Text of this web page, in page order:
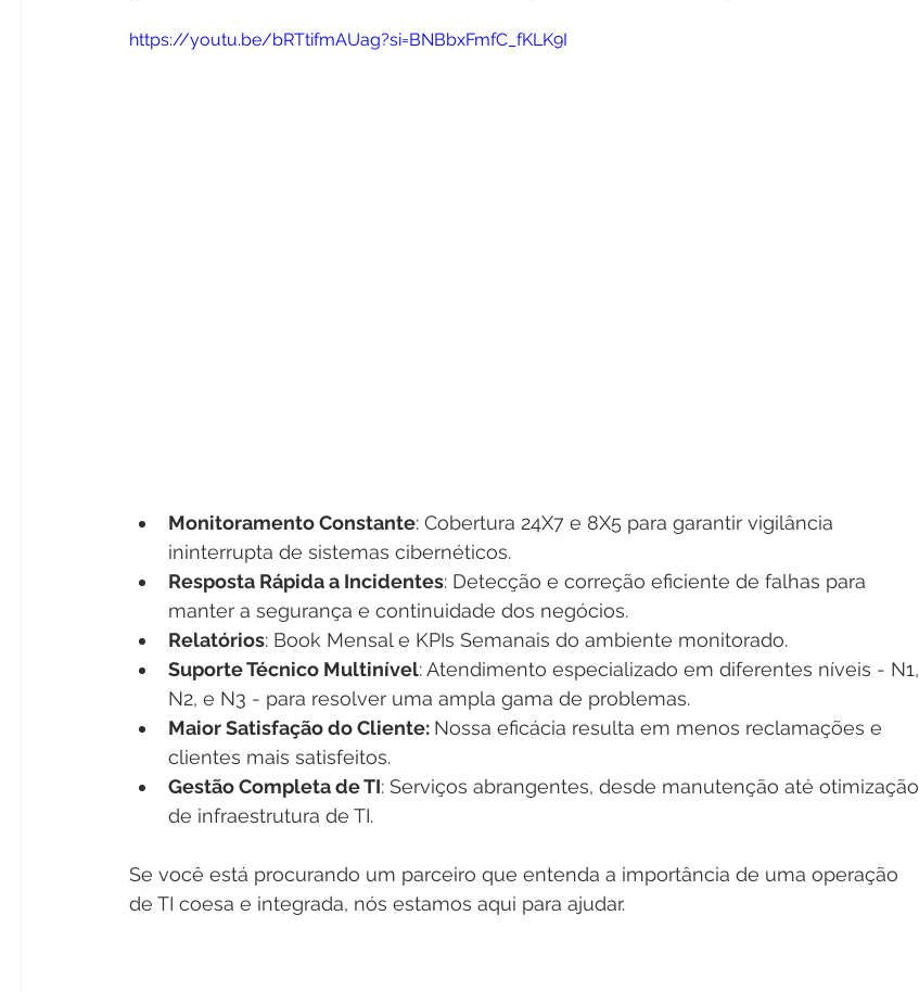
https://youtu.be/bRTtifmAUag?si=BNBbxFmfC_fKLK9I
Monitoramento Constante: Cobertura 24X7 e 8X5 para garantir vigilância
ininterrupta de sistemas cibernéticos.
Resposta Rápida a Incidentes: Detecção e correção eficiente de falhas para
manter a segurança e continuidade dos negócios.
Relatórios: Book Mensal e KPIs Semanais do ambiente monitorado.
Suporte Técnico Multinível: Atendimento especializado em diferentes níveis - N1,
N2, e N3 - para resolver uma ampla gama de problemas.
Maior Satisfação do Cliente: Nossa eficácia resulta em menos reclamações e
clientes mais satisfeitos.
Gestão Completa de TI: Serviços abrangentes, desde manutenção até otimização
de infraestrutura de TI.
Se você está procurando um parceiro que entenda a importância de uma operação
de TI coesa e integrada, nós estamos aqui para ajudar.